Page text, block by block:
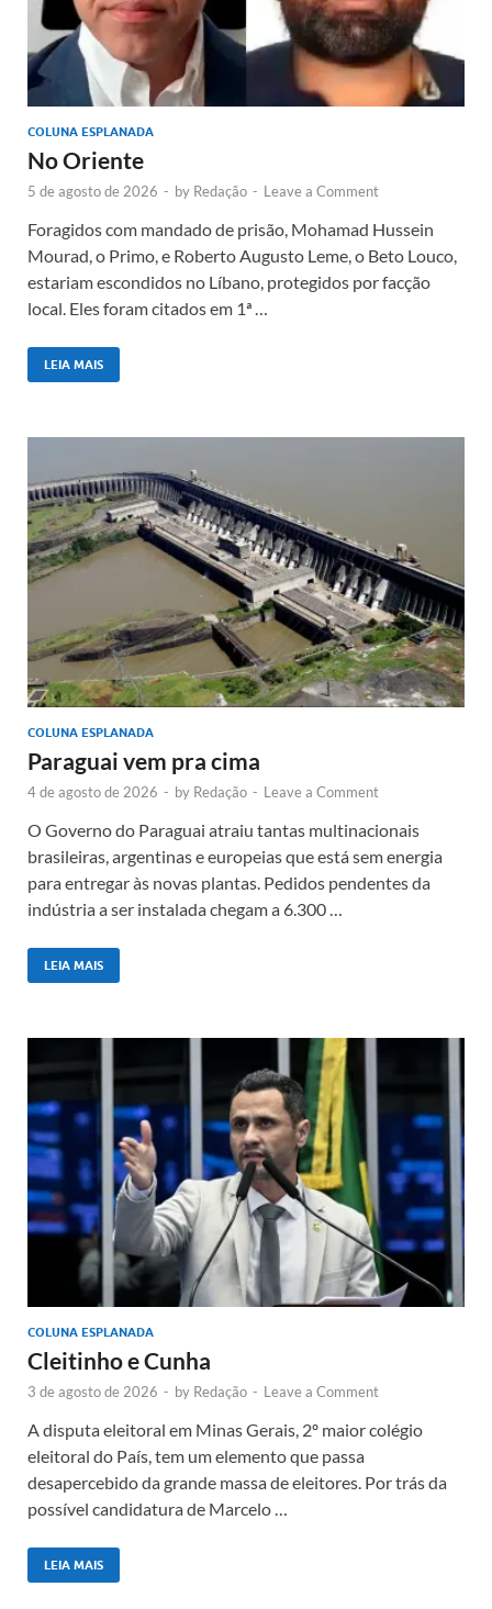
COLUNA ESPLANADA
No Oriente
5 de agosto de 2026 - by Redação - Leave a Comment
Foragidos com mandado de prisão, Mohamad Hussein
Mourad, o Primo, e Roberto Augusto Leme, o Beto Louco,
estariam escondidos no Líbano, protegidos por facção
local. Eles foram citados em 1ª …
LEIA MAIS
COLUNA ESPLANADA
Paraguai vem pra cima
4 de agosto de 2026 - by Redação - Leave a Comment
O Governo do Paraguai atraiu tantas multinacionais
brasileiras, argentinas e europeias que está sem energia
para entregar às novas plantas. Pedidos pendentes da
indústria a ser instalada chegam a 6.300 …
LEIA MAIS
COLUNA ESPLANADA
Cleitinho e Cunha
3 de agosto de 2026 - by Redação - Leave a Comment
A disputa eleitoral em Minas Gerais, 2º maior colégio
eleitoral do País, tem um elemento que passa
desapercebido da grande massa de eleitores. Por trás da
possível candidatura de Marcelo …
LEIA MAIS